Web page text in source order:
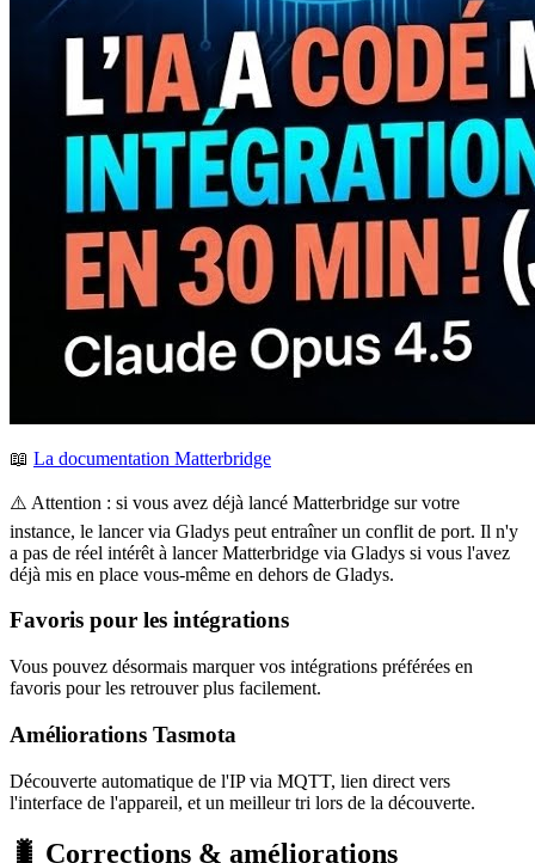
📖 La documentation Matterbridge
⚠️ Attention : si vous avez déjà lancé Matterbridge sur votre
instance, le lancer via Gladys peut entraîner un conflit de port. Il n'y
a pas de réel intérêt à lancer Matterbridge via Gladys si vous l'avez
déjà mis en place vous-même en dehors de Gladys.
Favoris pour les intégrations
Vous pouvez désormais marquer vos intégrations préférées en
favoris pour les retrouver plus facilement.
Améliorations Tasmota
Découverte automatique de l'IP via MQTT, lien direct vers
l'interface de l'appareil, et un meilleur tri lors de la découverte.
🐛 Corrections & améliorations